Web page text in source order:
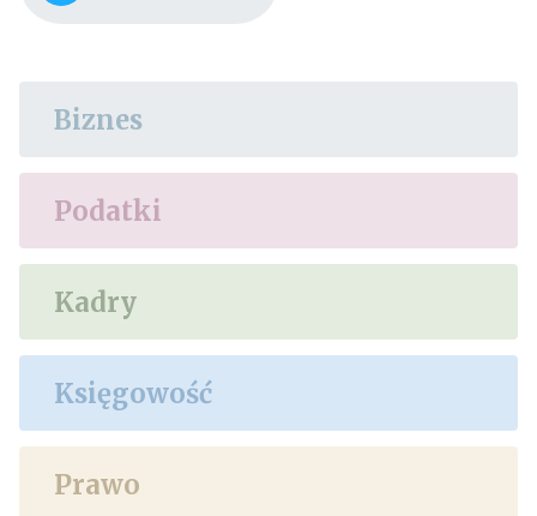
Biznes
Podatki
Kadry
Księgowość
Prawo